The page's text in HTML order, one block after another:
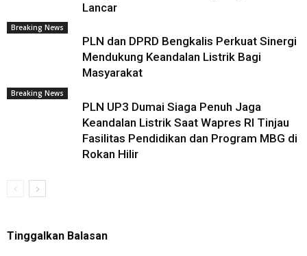
Lancar
Breaking News
PLN dan DPRD Bengkalis Perkuat Sinergi
Mendukung Keandalan Listrik Bagi
Masyarakat
Breaking News
PLN UP3 Dumai Siaga Penuh Jaga
Keandalan Listrik Saat Wapres RI Tinjau
Fasilitas Pendidikan dan Program MBG di
Rokan Hilir
Tinggalkan Balasan